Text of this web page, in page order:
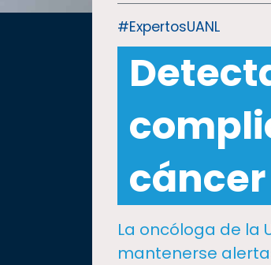
educativa
Internacionalización
#ExpertosUANL
La oncóloga de la
mantenerse